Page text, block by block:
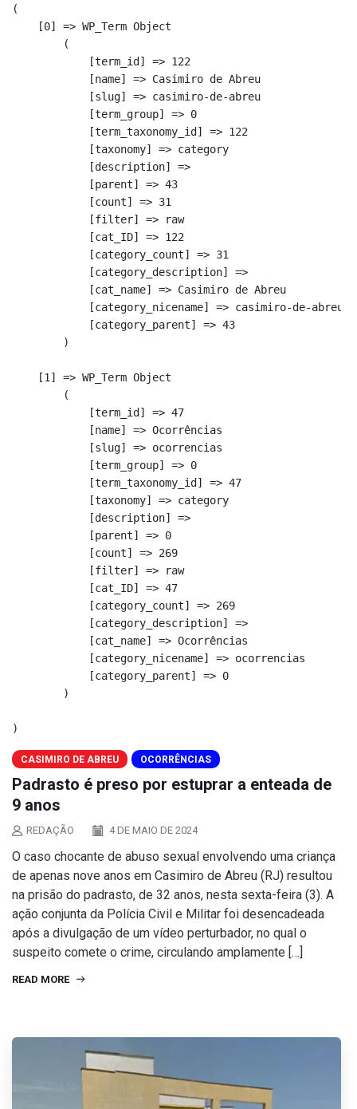
(
    [0] => WP_Term Object
        (
            [term_id] => 122
            [name] => Casimiro de Abreu
            [slug] => casimiro-de-abreu
            [term_group] => 0
            [term_taxonomy_id] => 122
            [taxonomy] => category
            [description] =>
            [parent] => 43
            [count] => 31
            [filter] => raw
            [cat_ID] => 122
            [category_count] => 31
            [category_description] =>
            [cat_name] => Casimiro de Abreu
            [category_nicename] => casimiro-de-abreu
            [category_parent] => 43
        )
    [1] => WP_Term Object
        (
            [term_id] => 47
            [name] => Ocorrências
            [slug] => ocorrencias
            [term_group] => 0
            [term_taxonomy_id] => 47
            [taxonomy] => category
            [description] =>
            [parent] => 0
            [count] => 269
            [filter] => raw
            [cat_ID] => 47
            [category_count] => 269
            [category_description] =>
            [cat_name] => Ocorrências
            [category_nicename] => ocorrencias
            [category_parent] => 0
        )
CASIMIRO DE ABREU OCORRÊNCIAS
Padrasto é preso por estuprar a enteada de
9 anos
REDAÇÃO 4 DE MAIO DE 2024
O caso chocante de abuso sexual envolvendo uma criança
de apenas nove anos em Casimiro de Abreu (RJ) resultou
na prisão do padrasto, de 32 anos, nesta sexta-feira (3). A
ação conjunta da Polícia Civil e Militar foi desencadeada
após a divulgação de um vídeo perturbador, no qual o
suspeito comete o crime, circulando amplamente […]
READ MORE